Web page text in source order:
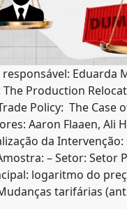
Eduarda
Production
Policy: The Case
Aaron Flaaen, Ali
da Intervenção:
– Setor: Setor
logaritmo do
tarifárias